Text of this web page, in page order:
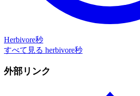
Herbivore秒
すべて見る herbivore秒
外部リンク